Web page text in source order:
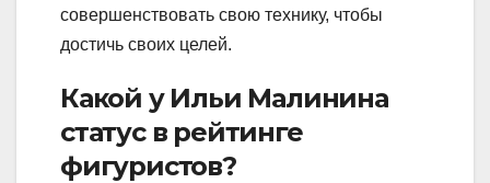
совершенствовать свою технику, чтобы
достичь своих целей.
Какой у Ильи Малинина
статус в рейтинге
фигуристов?